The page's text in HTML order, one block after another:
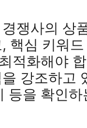
쟁사의 상
핵심 키워드
적화해야
강조하고
등을 확인하